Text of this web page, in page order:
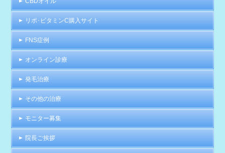
リポ･ビタミンC購入サイト
FNS症例
オンライン診療
発毛治療
その他の治療
モニター募集
院長ご挨拶